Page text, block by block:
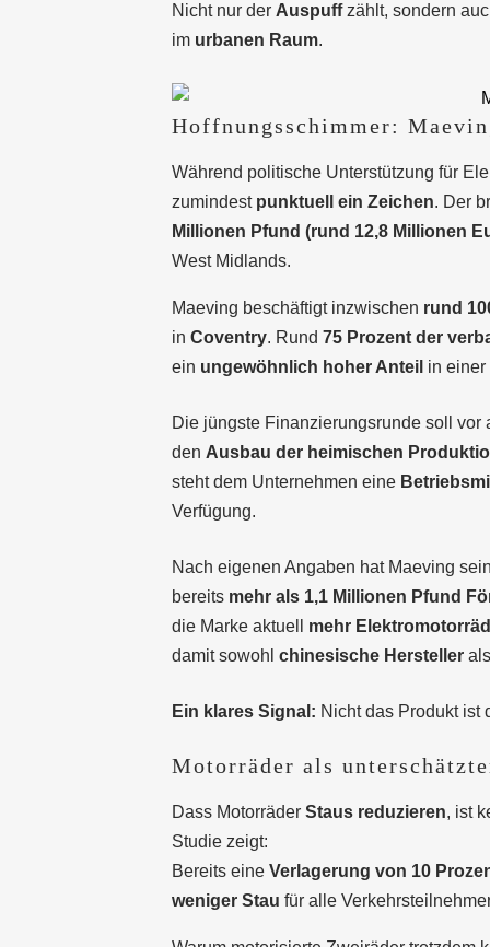
Nicht nur der Auspuffzählt, sondern
im urbanen Raum.
Hoffnungsschimmer:
Während politische Unterstützung für
zumindest punktuell ein Zeichen. Der
Millionen Pfund (rund 12,8 Millionen
West Midlands.
Maeving beschäftigt inzwischen rund
in Coventry. Rund 75 Prozent der
ein ungewöhnlich hoher Anteil in
Die jüngste Finanzierungsrunde soll vor
den Ausbau der heimischen
steht dem Unternehmen eine
Verfügung.
Nach eigenen Angaben hat Maeving
bereits mehr als 1,1 Millionen Pfund
die Marke aktuell mehr
damit sowohl chinesische Hersteller
Ein klares Signal: Nicht das Produkt ist
Motorräder als
Dass Motorräder Staus reduzieren, ist
Studie zeigt:
Bereits eine Verlagerung von 10
weniger Stau für alle